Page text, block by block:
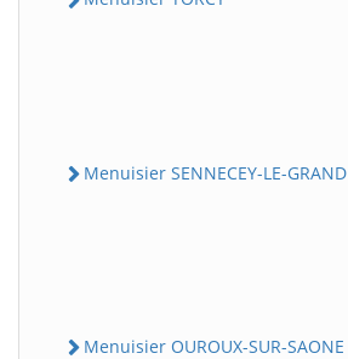
Menuisier SENNECEY-LE-GRAND
Menuisier OUROUX-SUR-SAONE